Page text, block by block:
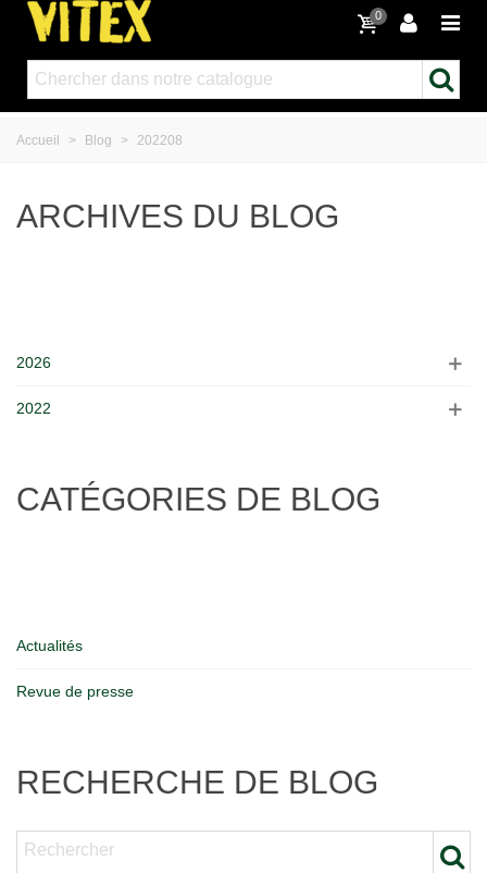
0
Accueil > Blog > 202208
ARCHIVES DU BLOG
2026
2022
CATÉGORIES DE BLOG
Actualités
Revue de presse
RECHERCHE DE BLOG